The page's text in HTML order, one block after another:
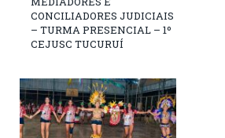
CONCILIADORES JUDICIAIS
– TURMA PRESENCIAL – 1º
CEJUSC TUCURUÍ